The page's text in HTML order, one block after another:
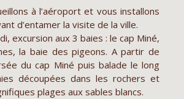
à l’aéroport et vous installons
d’entamer la visite de la ville.
excursion aux 3 baies : le cap Miné,
la baie des pigeons. A partir de
du cap Miné puis balade le long
découpées dans les rochers et
plages aux sables blancs.